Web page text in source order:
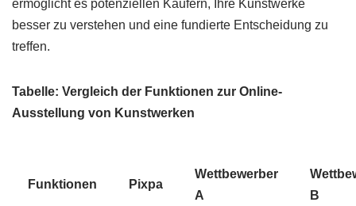
ermöglicht es potenziellen Käufern, Ihre Kunstwerke
besser zu verstehen und eine fundierte Entscheidung zu
treffen.
Tabelle: Vergleich der Funktionen zur Online-
Ausstellung von Kunstwerken
Funktionen Pixpa
Wettbewerber
A
B